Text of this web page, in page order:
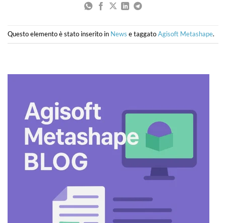
Questo elemento è stato inserito in News e taggatoAgisoft Metashape.